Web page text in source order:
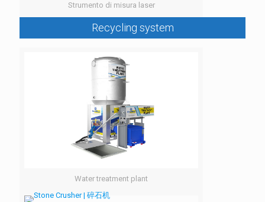
Strumento di misura laser
Recycling system
Water treatment plant